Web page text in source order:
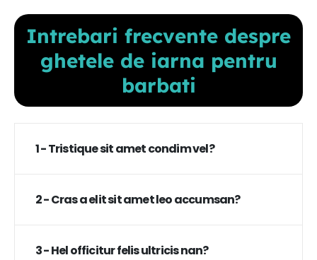
Intrebari frecvente despre
ghetele de iarna pentru
barbati
1 - Tristique sit amet condim vel?
2 - Cras a elit sit amet leo accumsan?
3 - Hel officitur felis ultricis nan?